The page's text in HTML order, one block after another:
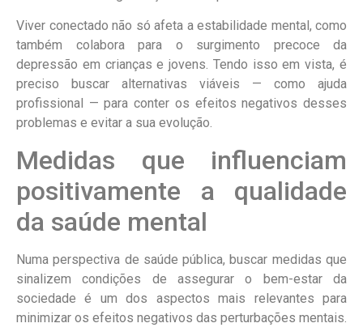
Viver conectado não só afeta a estabilidade mental, como
também colabora para o surgimento precoce da
depressão em crianças e jovens. Tendo isso em vista, é
preciso buscar alternativas viáveis — como ajuda
profissional — para conter os efeitos negativos desses
problemas e evitar a sua evolução.
Medidas que influenciam
positivamente a qualidade
da saúde mental
Numa perspectiva de saúde pública, buscar medidas que
sinalizem condições de assegurar o bem-estar da
sociedade é um dos aspectos mais relevantes para
minimizar os efeitos negativos das perturbações mentais.